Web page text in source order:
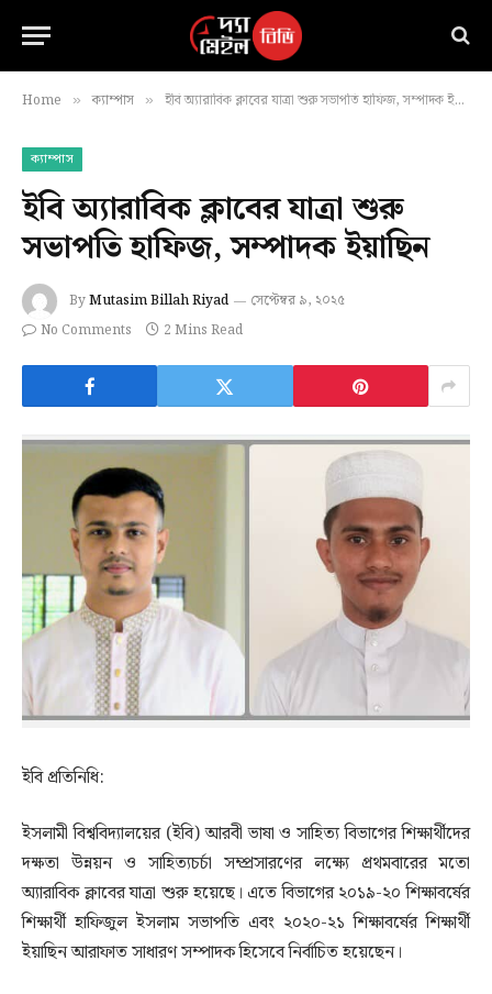
Home » ক্যাম্পাস » ইবি অ্যারাবিক ক্লাবের যাত্রা শুরু সভাপতি হাফিজ, সম্পাদক ইয়াছিন
ক্যাম্পাস
ইবি অ্যারাবিক ক্লাবের যাত্রা শুরু
সভাপতি হাফিজ, সম্পাদক ইয়াছিন
ByMutasim Billah Riyad
সেপ্টেম্বর ৯, ২০২৫
No Comments
2 Mins Read
ইবি প্রতিনিধি:
ইসলামী বিশ্ববিদ্যালয়ের (ইবি) আরবী ভাষা ও সাহিত্য বিভাগের শিক্ষার্থীদের
দক্ষতা উন্নয়ন ও সাহিত্যচর্চা সম্প্রসারণের লক্ষ্যে প্রথমবারের মতো
অ্যারাবিক ক্লাবের যাত্রা শুরু হয়েছে। এতে বিভাগের ২০১৯-২০ শিক্ষাবর্ষের
শিক্ষার্থী হাফিজুল ইসলাম সভাপতি এবং ২০২০-২১ শিক্ষাবর্ষের শিক্ষার্থী
ইয়াছিন আরাফাত সাধারণ সম্পাদক হিসেবে নির্বাচিত হয়েছেন।